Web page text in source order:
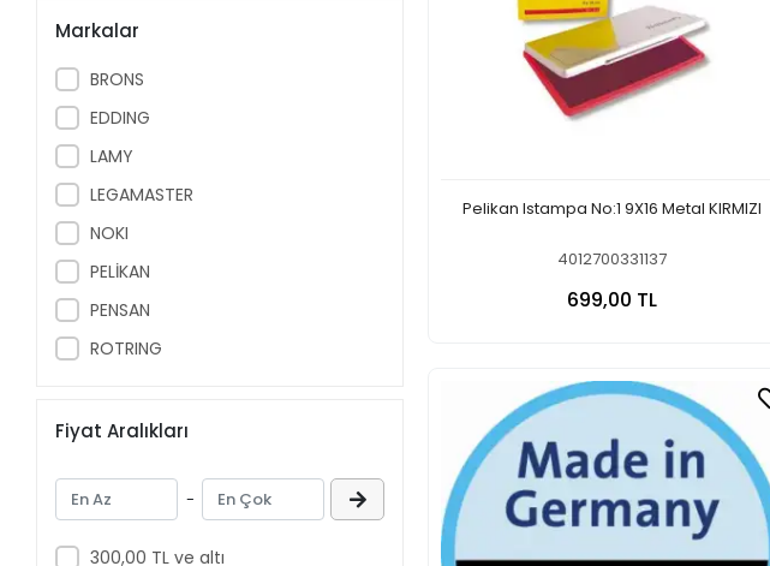
Markalar
BRONS
EDDING
LAMY
LEGAMASTER
NOKI
PELİKAN
PENSAN
ROTRING
Fiyat Aralıkları
-
300,00 TL ve altı
Pelikan Istampa No:1 9X16 Metal KIRMIZI
4012700331137
699,00 TL